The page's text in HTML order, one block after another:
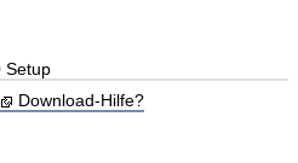
Setup
Download-Hilfe?